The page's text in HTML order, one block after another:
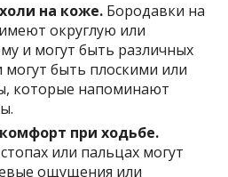
на коже. Бородавки на
округлую или
и могут быть различных
быть плоскими или
которые напоминают
при ходьбе.
или пальцах могут
ощущения или